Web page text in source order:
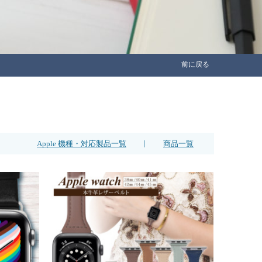
前に戻る
Apple 機種・対応製品一覧 | 商品一覧